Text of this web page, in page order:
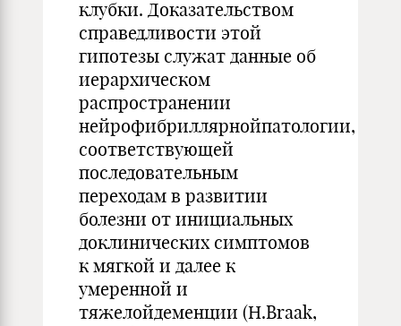
клубки. Доказательством
справедливости этой
гипотезы служат данные об
иерархическом
распространении
нейрофибриллярнойпатологии,
соответствующей
последовательным
переходам в развитии
болезни от инициальных
доклинических симптомов
к мягкой и далее к
умеренной и
тяжелойдеменции (H.Braak,